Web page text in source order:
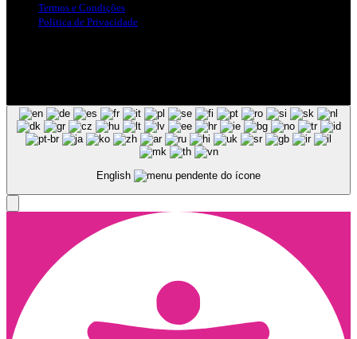
Termos e Condições
Politica de Privacidade
English